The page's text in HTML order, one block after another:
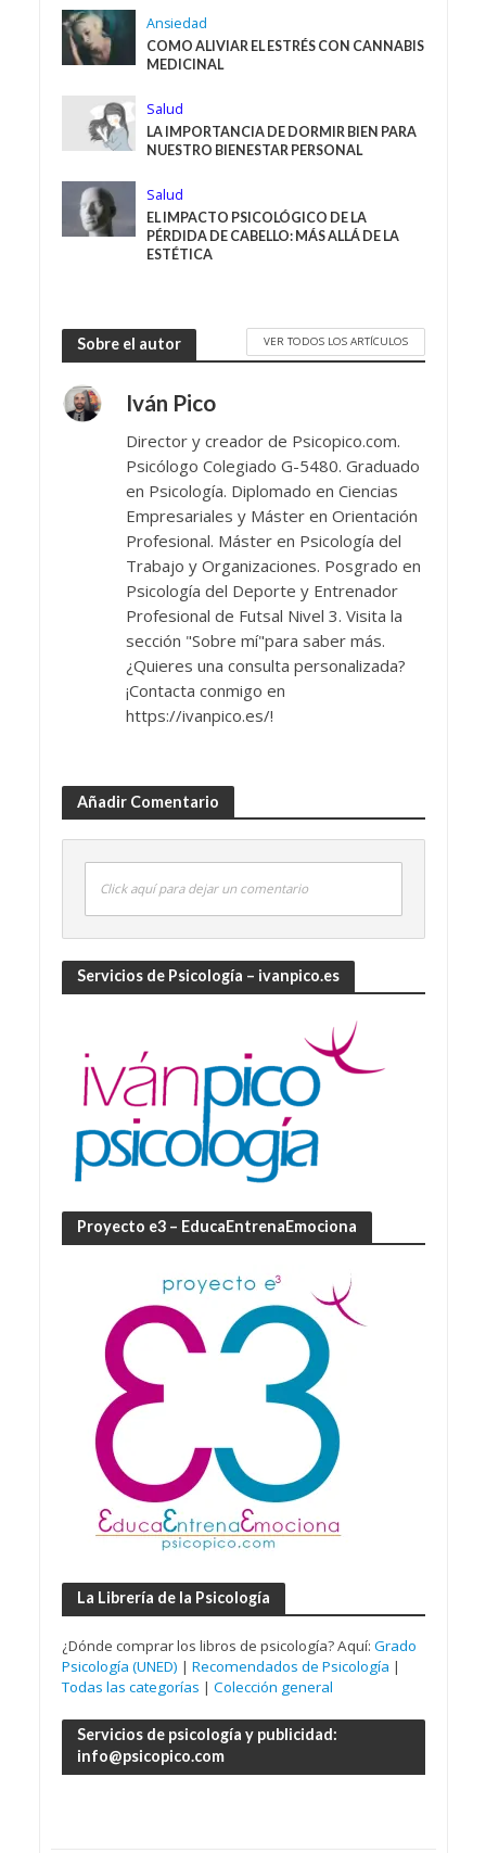
Ansiedad
COMO ALIVIAR EL ESTRÉS CON CANNABIS
MEDICINAL
Salud
LA IMPORTANCIA DE DORMIR BIEN PARA
NUESTRO BIENESTAR PERSONAL
Salud
EL IMPACTO PSICOLÓGICO DE LA
PÉRDIDA DE CABELLO: MÁS ALLÁ DE LA
ESTÉTICA
Sobre el autor VER TODOS LOS ARTÍCULOS
Iván Pico
Director y creador de Psicopico.com.
Psicólogo Colegiado G-5480. Graduado
en Psicología. Diplomado en Ciencias
Empresariales y Máster en Orientación
Profesional. Máster en Psicología del
Trabajo y Organizaciones. Posgrado en
Psicología del Deporte y Entrenador
Profesional de Futsal Nivel 3. Visita la
sección "Sobre mí"para saber más.
¿Quieres una consulta personalizada?
¡Contacta conmigo en
https://ivanpico.es/!
Añadir Comentario
Click aquí para dejar un comentario
Servicios de Psicología – ivanpico.es
Proyecto e3 – EducaEntrenaEmociona
La Librería de la Psicología
¿Dónde comprar los libros de psicología? Aquí: Grado
Psicología (UNED) | Recomendados de Psicología |
Todas las categorías | Colección general
Servicios de psicología y publicidad:
info@psicopico.com